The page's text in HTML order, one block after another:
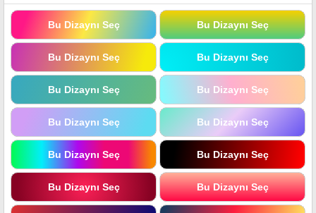
Bu Dizaynı Seç Bu Dizaynı Seç
Bu Dizaynı Seç Bu Dizaynı Seç
Bu Dizaynı Seç Bu Dizaynı Seç
Bu Dizaynı Seç Bu Dizaynı Seç
Bu Dizaynı Seç Bu Dizaynı Seç
Bu Dizaynı Seç Bu Dizaynı Seç